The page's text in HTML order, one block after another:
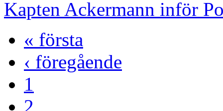
Kapten Ackermann inför
« första
‹ föregående
1
2